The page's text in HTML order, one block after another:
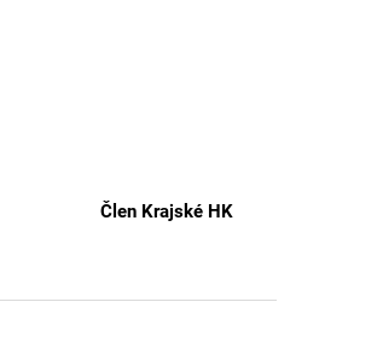
Člen Krajské HK